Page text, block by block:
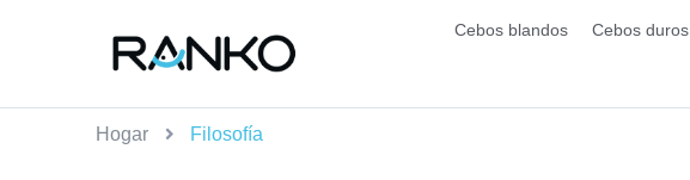
Cebos blandos Cebos duros
Hogar Filosofía